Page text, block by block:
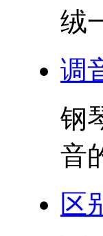
绒
调
钢
音
区